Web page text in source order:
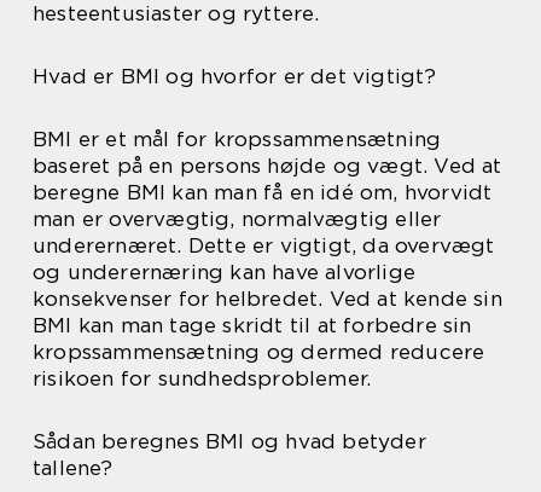
hesteentusiaster og ryttere.
Hvad er BMI og hvorfor er det vigtigt?
BMI er et mål for kropssammensætning
baseret på en persons højde og vægt. Ved at
beregne BMI kan man få en idé om, hvorvidt
man er overvægtig, normalvægtig eller
underernæret. Dette er vigtigt, da overvægt
og underernæring kan have alvorlige
konsekvenser for helbredet. Ved at kende sin
BMI kan man tage skridt til at forbedre sin
kropssammensætning og dermed reducere
risikoen for sundhedsproblemer.
Sådan beregnes BMI og hvad betyder
tallene?